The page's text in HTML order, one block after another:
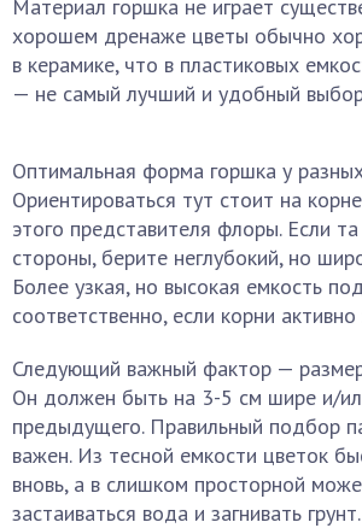
Материал горшка не играет
хорошем дренаже цветы обычно
в керамике, что в пластиковых
— не самый лучший и удобный
Оптимальная форма горшка у
Ориентироваться тут стоит на
этого представителя флоры. Если
стороны, берите неглубокий, но
Более узкая, но высокая емкость
соответственно, если корни
Следующий важный фактор —
Он должен быть на 3-5 см шире и/
предыдущего. Правильный подбор
важен. Из тесной емкости цветок
вновь, а в слишком просторной
застаиваться вода и загнивать грунт.